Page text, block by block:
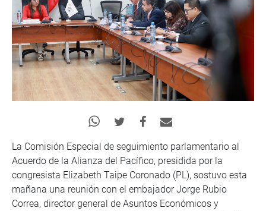
La Comisión Especial de seguimiento parlamentario al
Acuerdo de la Alianza del Pacífico, presidida por la
congresista Elizabeth Taipe Coronado (PL), sostuvo esta
mañana una reunión con el embajador Jorge Rubio
Correa, director general de Asuntos Económicos y